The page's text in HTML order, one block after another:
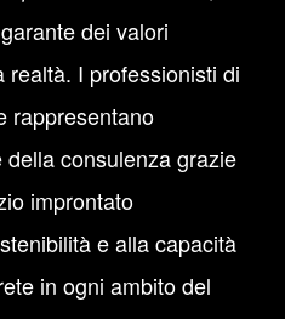
dei valori
I professionisti di
rappresentano
consulenza grazie
improntato
e alla capacità
in ogni ambito del